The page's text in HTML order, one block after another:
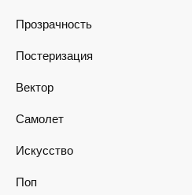
Прозрачность
Постеризация
Вектор
Самолет
Искусство
Поп